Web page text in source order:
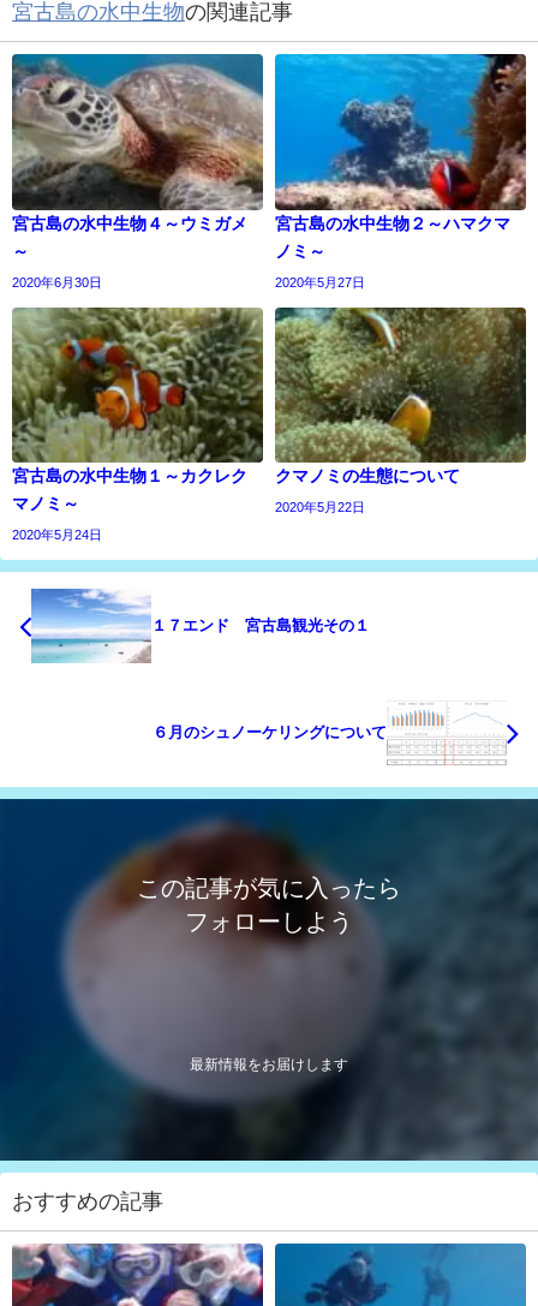
宮古島の水中生物の関連記事
宮古島の水中生物４～ウミガメ
～
2020年6月30日
宮古島の水中生物２～ハマクマ
ノミ～
2020年5月27日
宮古島の水中生物１～カクレク
マノミ～
2020年5月24日
クマノミの生態について
2020年5月22日
１７エンド 宮古島観光その１
６月のシュノーケリングについて
この記事が気に入ったら
フォローしよう
最新情報をお届けします
おすすめの記事